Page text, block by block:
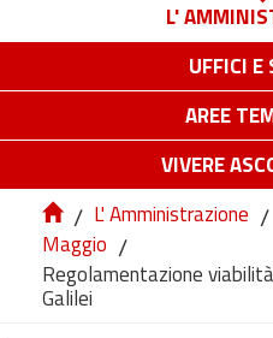
L'
UFFICI E
AREE
VIVERE
/ L' Amministrazione /
Maggio /
Regolamentazione
Galilei